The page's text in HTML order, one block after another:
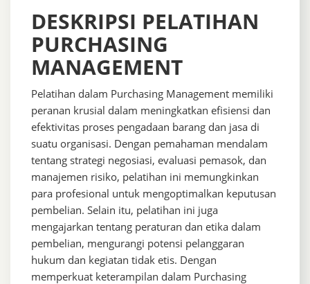
DESKRIPSI PELATIHAN
PURCHASING
MANAGEMENT
Pelatihan dalam Purchasing Management memiliki
peranan krusial dalam meningkatkan efisiensi dan
efektivitas proses pengadaan barang dan jasa di
suatu organisasi. Dengan pemahaman mendalam
tentang strategi negosiasi, evaluasi pemasok, dan
manajemen risiko, pelatihan ini memungkinkan
para profesional untuk mengoptimalkan keputusan
pembelian. Selain itu, pelatihan ini juga
mengajarkan tentang peraturan dan etika dalam
pembelian, mengurangi potensi pelanggaran
hukum dan kegiatan tidak etis. Dengan
memperkuat keterampilan dalam Purchasing